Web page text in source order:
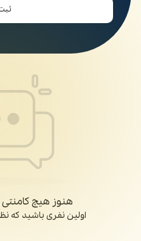
هنوز هیچ
اولین نفری باشید که